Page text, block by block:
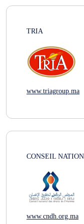
TRIA
www.triagroup.ma
CONSEIL
www.cndh.org.ma